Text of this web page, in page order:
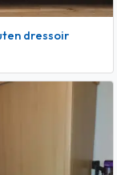
dressoir